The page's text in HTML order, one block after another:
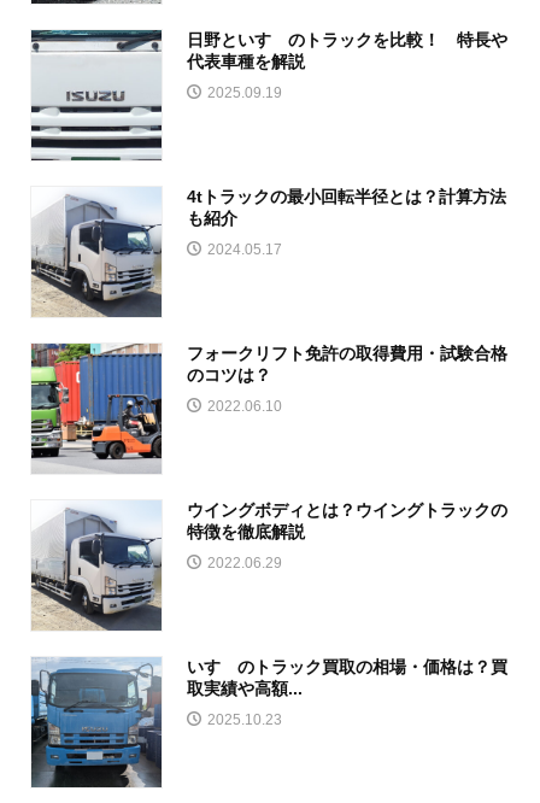
日野といすゞのトラックを比較！ 特長や
代表車種を解説
2025.09.19
4tトラックの最小回転半径とは？計算方法
も紹介
2024.05.17
フォークリフト免許の取得費用・試験合格
のコツは？
2022.06.10
ウイングボディとは？ウイングトラックの
特徴を徹底解説
2022.06.29
いすゞのトラック買取の相場・価格は？買
取実績や高額...
2025.10.23